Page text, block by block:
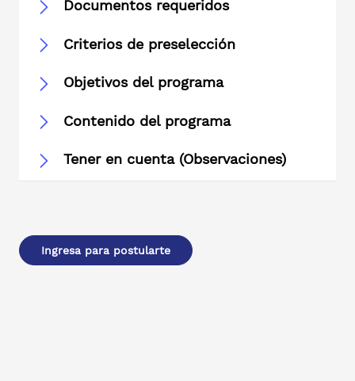
Documentos requeridos
Criterios de preselección
Objetivos del programa
Contenido del programa
Tener en cuenta (Observaciones)
Ingresa para postularte